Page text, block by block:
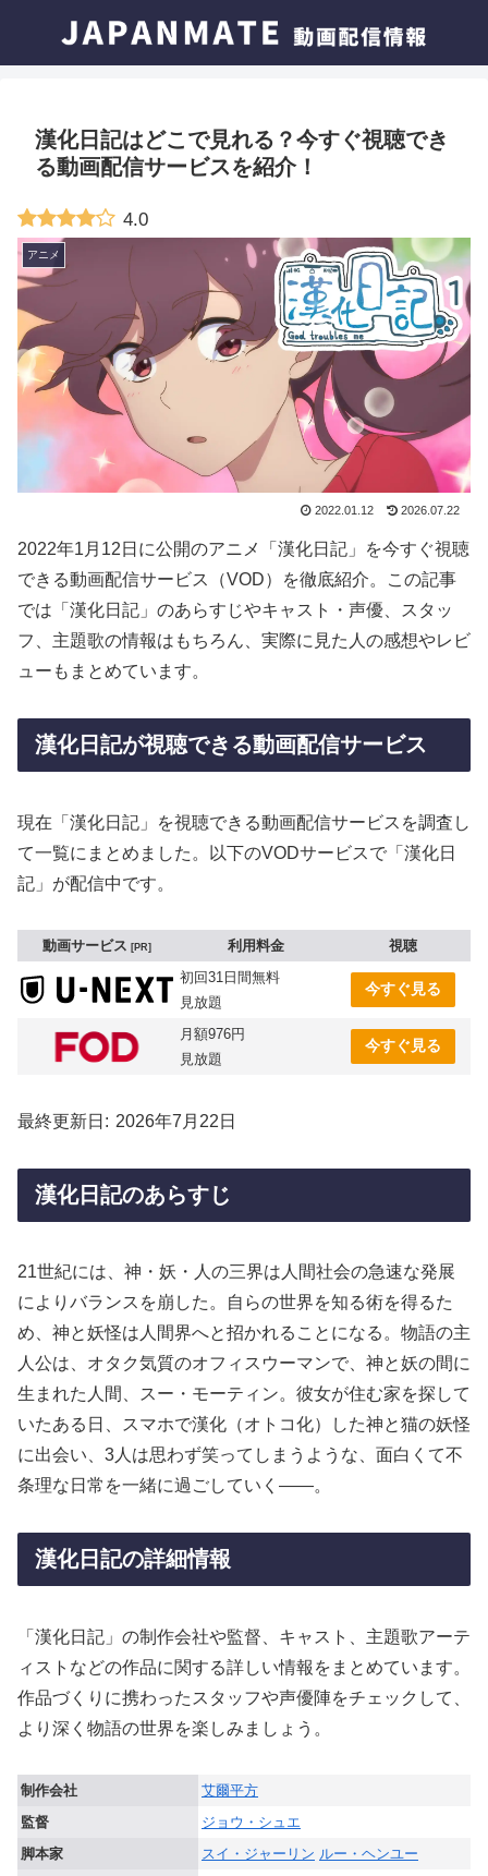
漢化日記はどこで見れる？今すぐ視聴でき
る動画配信サービスを紹介！
4.0
アニメ
2022.01.12 2026.07.22
2022年1月12日に公開のアニメ「漢化日記」を今すぐ視聴
できる動画配信サービス（VOD）を徹底紹介。この記事
では「漢化日記」のあらすじやキャスト・声優、スタッ
フ、主題歌の情報はもちろん、実際に見た人の感想やレビ
ューもまとめています。
漢化日記が視聴できる動画配信サービス
現在「漢化日記」を視聴できる動画配信サービスを調査し
て一覧にまとめました。以下のVODサービスで「漢化日
記」が配信中です。
動画サービス PR 利用料金
視聴
初回31日間無料
見放題
今すぐ見る
月額976円
見放題
今すぐ見る
最終更新日 2026年7月22日
漢化日記のあらすじ
21世紀には、神・妖・人の三界は人間社会の急速な発展
によりバランスを崩した。自らの世界を知る術を得るた
め、神と妖怪は人間界へと招かれることになる。物語の主
人公は、オタク気質のオフィスウーマンで、神と妖の間に
生まれた人間、スー・モーティン。彼女が住む家を探して
いたある日、スマホで漢化（オトコ化）した神と猫の妖怪
に出会い、3人は思わず笑ってしまうような、面白くて不
条理な日常を一緒に過ごしていく――。
漢化日記の詳細情報
「漢化日記」の制作会社や監督、キャスト、主題歌アーテ
ィストなどの作品に関する詳しい情報をまとめています。
作品づくりに携わったスタッフや声優陣をチェックして、
より深く物語の世界を楽しみましょう。
制作会社
艾爾平方
監督
ジョウ・シュエ
脚本家
スイ・ジャーリン ルー・ヘンユー